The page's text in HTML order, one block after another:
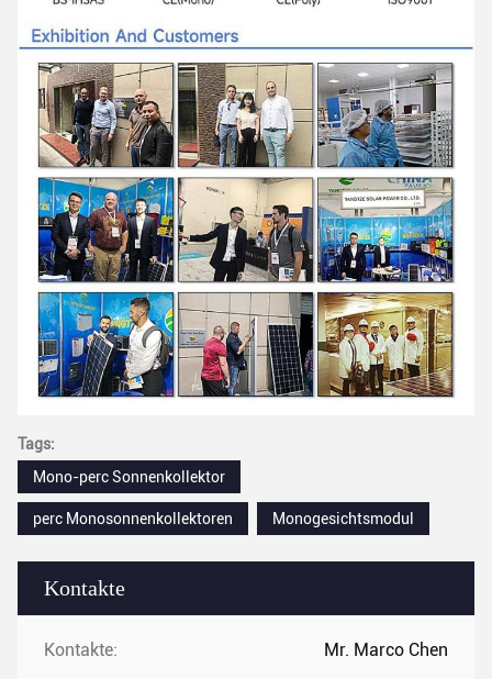
Kontakte
Kontakte: Mr. Marco Chen
Tags:
Mono-perc Sonnenkollektor
perc Monosonnenkollektoren Monogesichtsmodul